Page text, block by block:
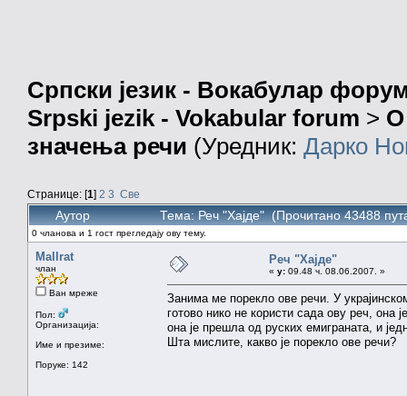
Српски језик - Вокабулар
Srpski jezik - Vokabular forum > О
значења речи (Уредник: Дарко
Странице: [1] 2 3 Све
Аутор Тема: Реч "Хајде" (Прочитано 43488
0 чланова и 1 гост прегледају ову тему.
Mallrat
члан
Ван мреже
Пол:
Организација:
Име и презиме:
Поруке: 142
Реч "Хајде"
« у: 09.48 ч. 08.06.2007. »
Занима ме порекло ове речи. У
готово нико не користи сада ову реч, она
она је прешла од руских емиграната, и
Шта мислите, какво је порекло ове речи?